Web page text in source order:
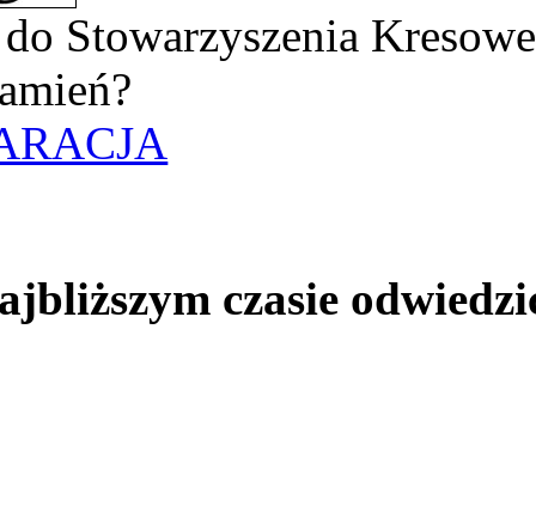
Stowarzyszenia
czasie